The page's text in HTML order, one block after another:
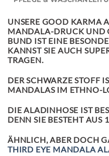
UNSERE GOOD KARMA
MANDALA-DRUCK UND
BUND IST EINE
KANNST SIE AUCH
TRAGEN.
DER SCHWARZE STOFF
MANDALAS IM ETHNO-
DIE ALADINHOSE IST
DENN SIE BESTEHT AUS
ÄHNLICH, ABER DOCH
THIRD EYE MANDALA